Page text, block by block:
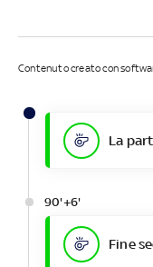
Contenuto creato con
La
90'+6'
Fine